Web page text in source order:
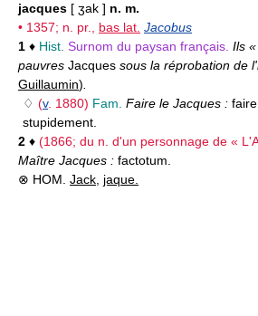
jacques [ ʒak ] n. m.
• 1357; n. pr., bas lat. Jacobus
1 ♦ Hist. Surnom du paysan français. Ils
pauvres Jacques sous la réprobation de
Guillaumin)
♢ (v. 1880) Fam. Faire le Jacques :
stupidement.
2 ♦ (1866; du n. d'un personnage de «
Maître Jacques : factotum.
⊗ HOM. Jack jaque.